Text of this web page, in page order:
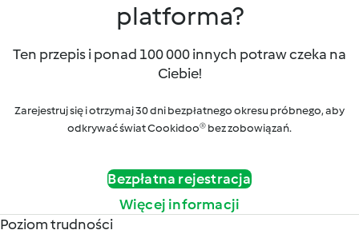
platforma?
Ten przepis i ponad 100 000 innych potraw czeka na
Ciebie!
Zarejestruj się i otrzymaj 30 dni bezpłatnego okresu próbnego, aby
odkrywać świat Cookidoo® bez zobowiązań.
Bezpłatna rejestracja
Więcej informacji
Poziom trudności